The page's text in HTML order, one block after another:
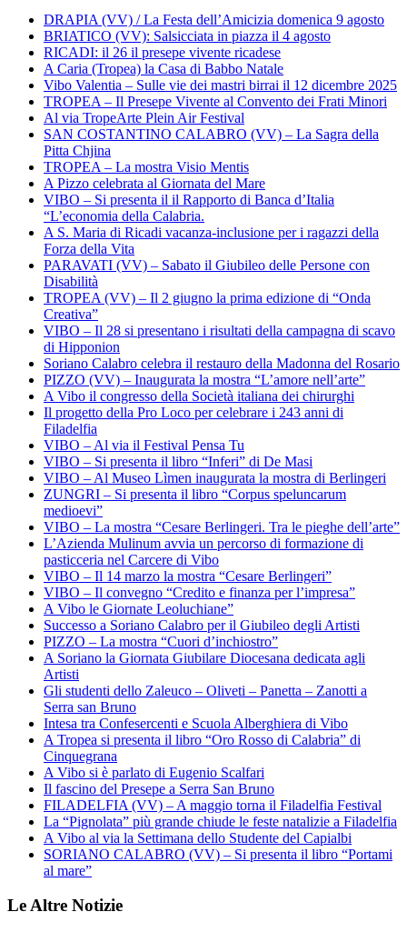
DRAPIA (VV) / La Festa dell’Amicizia domenica 9 agosto
BRIATICO (VV): Salsicciata in piazza il 4 agosto
RICADI: il 26 il presepe vivente ricadese
A Caria (Tropea) la Casa di Babbo Natale
Vibo Valentia – Sulle vie dei mastri birrai il 12 dicembre 2025
TROPEA – Il Presepe Vivente al Convento dei Frati Minori
Al via TropeArte Plein Air Festival
SAN COSTANTINO CALABRO (VV) – La Sagra della
Pitta Chjina
TROPEA – La mostra Visio Mentis
A Pizzo celebrata al Giornata del Mare
VIBO – Si presenta il il Rapporto di Banca d’Italia
“L’economia della Calabria.
A S. Maria di Ricadi vacanza-inclusione per i ragazzi della
Forza della Vita
PARAVATI (VV) – Sabato il Giubileo delle Persone con
Disabilità
TROPEA (VV) – Il 2 giugno la prima edizione di “Onda
Creativa”
VIBO – Il 28 si presentano i risultati della campagna di scavo
di Hipponion
Soriano Calabro celebra il restauro della Madonna del Rosario
PIZZO (VV) – Inaugurata la mostra “L’amore nell’arte”
A Vibo il congresso della Società italiana dei chirurghi
Il progetto della Pro Loco per celebrare i 243 anni di
Filadelfia
VIBO – Al via il Festival Pensa Tu
VIBO – Si presenta il libro “Inferi” di De Masi
VIBO – Al Museo Lìmen inaugurata la mostra di Berlingeri
ZUNGRI – Si presenta il libro “Corpus speluncarum
medioevi”
VIBO – La mostra “Cesare Berlingeri. Tra le pieghe dell’arte”
L’Azienda Mulinum avvia un percorso di formazione di
pasticceria nel Carcere di Vibo
VIBO – Il 14 marzo la mostra “Cesare Berlingeri”
VIBO – Il convegno “Credito e finanza per l’impresa”
A Vibo le Giornate Leoluchiane”
Successo a Soriano Calabro per il Giubileo degli Artisti
PIZZO – La mostra “Cuori d’inchiostro”
A Soriano la Giornata Giubilare Diocesana dedicata agli
Artisti
Gli studenti dello Zaleuco – Oliveti – Panetta – Zanotti a
Serra san Bruno
Intesa tra Confesercenti e Scuola Alberghiera di Vibo
A Tropea si presenta il libro “Oro Rosso di Calabria” di
Cinquegrana
A Vibo si è parlato di Eugenio Scalfari
Il fascino del Presepe a Serra San Bruno
FILADELFIA (VV) – A maggio torna il Filadelfia Festival
La “Pignolata” più grande chiude le feste natalizie a Filadelfia
A Vibo al via la Settimana dello Studente del Capialbi
SORIANO CALABRO (VV) – Si presenta il libro “Portami
al mare”
Le Altre Notizie